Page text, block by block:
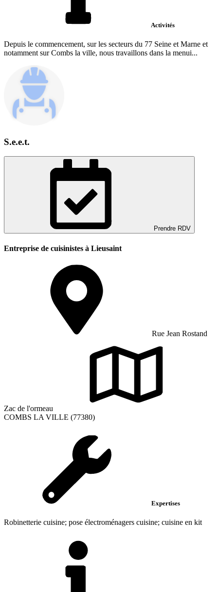
Activités
Depuis le commencement, sur les secteurs du 77 Seine et Marne et
notamment sur Combs la ville, nous travaillons dans la menui...
S.e.e.t.
Prendre RDV
Entreprise de cuisinistes à Lieusaint
Rue Jean Rostand
Zac de l'ormeau
COMBS LA VILLE (77380)
Expertises
Robinetterie cuisine; pose électroménagers cuisine; cuisine en kit